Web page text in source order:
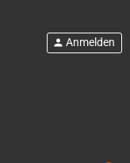
person Anmelden